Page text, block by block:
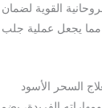
القوية لضمان
مما يجعل عملية
السحر الأسود